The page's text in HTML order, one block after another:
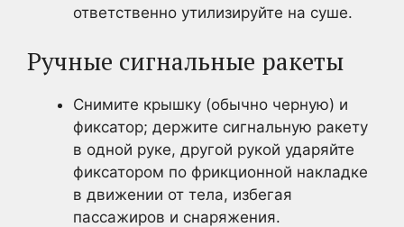
ответственно утилизируйте на суше.
Ручные сигнальные ракеты
Снимите крышку (обычно черную) и
фиксатор; держите сигнальную ракету
в одной руке, другой рукой ударяйте
фиксатором по фрикционной накладке
в движении от тела, избегая
пассажиров и снаряжения.